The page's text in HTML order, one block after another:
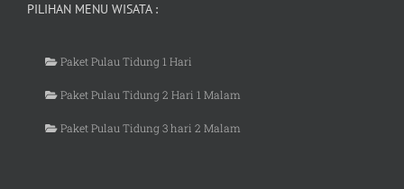
PILIHAN MENU WISATA :
Paket Pulau Tidung 1 Hari
Paket Pulau Tidung 2 Hari 1 Malam
Paket Pulau Tidung 3 hari 2 Malam